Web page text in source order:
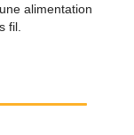
alimentation
fil.